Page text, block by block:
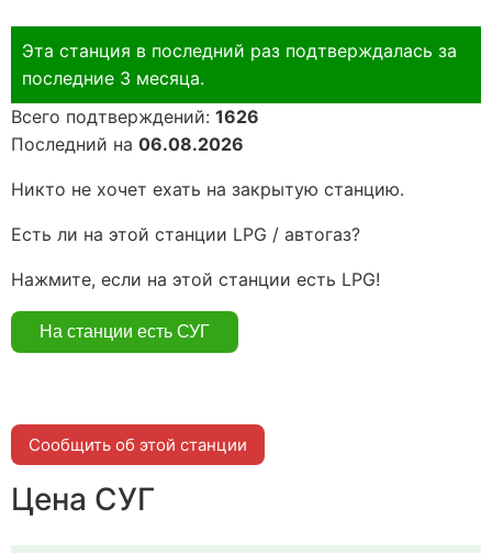
Эта станция в последний раз подтверждалась за
последние 3 месяца.
Всего подтверждений: 1626
Последний на 06.08.2026
Никто не хочет ехать на закрытую станцию.
Есть ли на этой станции LPG / автогаз?
Нажмите, если на этой станции есть LPG!
Сообщить об этой станции
Цена СУГ